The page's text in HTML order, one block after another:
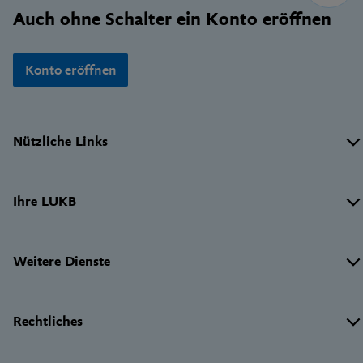
Auch ohne Schalter ein Konto eröffnen
Konto eröffnen
Nützliche Links
Ihre LUKB
Weitere Dienste
Rechtliches